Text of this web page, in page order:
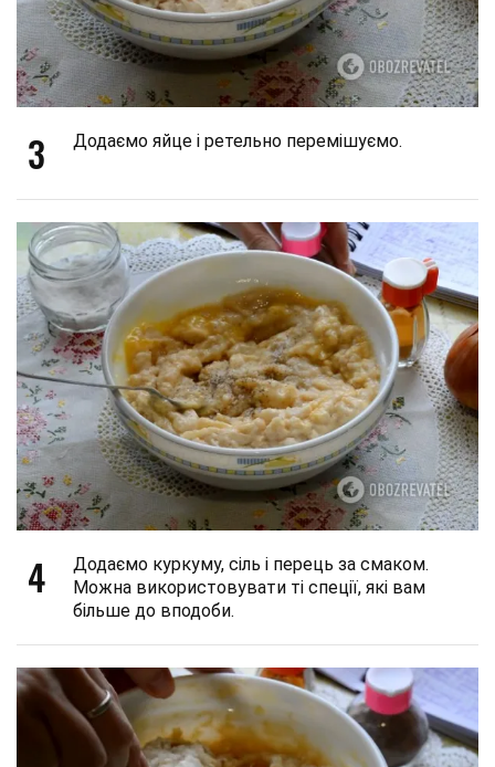
3 Додаємо яйце і ретельно перемішуємо.
4
Додаємо куркуму, сіль і перець за смаком.
Можна використовувати ті спеції, які вам
більше до вподоби.